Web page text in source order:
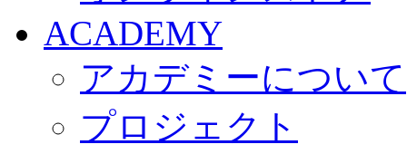
ACADEMY
アカデミーについて
プロジェクト